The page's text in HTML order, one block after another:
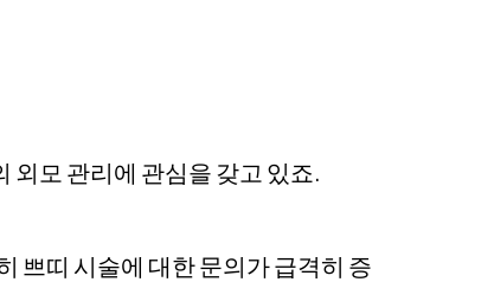
모 관리에 관심을 갖고 있죠.
쁘띠 시술에 대한 문의가 급격히 증